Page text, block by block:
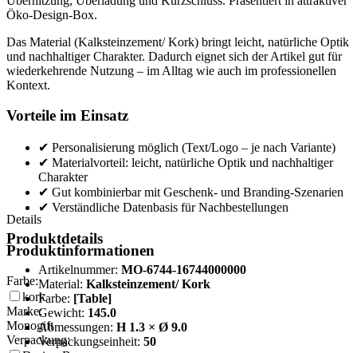
Öko-Design-Box.
Das Material (Kalksteinzement/ Kork) bringt leicht, natürliche Optik
und nachhaltiger Charakter. Dadurch eignet sich der Artikel gut für
wiederkehrende Nutzung – im Alltag wie auch im professionellen
Kontext.
Vorteile im Einsatz
✔ Personalisierung möglich (Text/Logo – je nach Variante)
✔ Materialvorteil: leicht, natürliche Optik und nachhaltiger
Charakter
✔ Gut kombinierbar mit Geschenk- und Branding-Szenarien
✔ Verständliche Datenbasis für Nachbestellungen
Produktdetails
Artikelnummer: MO-6744-16744000000
Material: Kalksteinzement/ Kork
Farbe: [Table]
Gewicht: 145.0
Abmessungen: H 1.3 × Ø 9.0
Verpackungseinheit: 50
Details
Produktinformationen
Farbe:
kork
Marke:
Monogift
Verpackung: